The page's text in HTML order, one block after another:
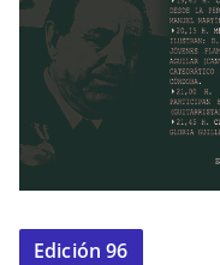
Edición 96